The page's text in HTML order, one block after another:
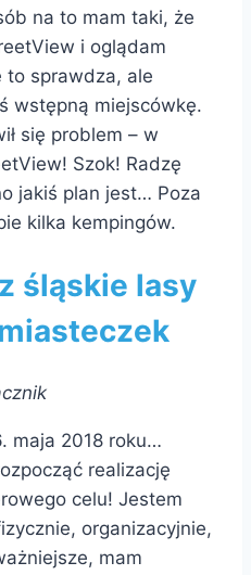
na to mam taki, że
i oglądam
to sprawdza, ale
wstępną miejscówkę.
się problem – w
Szok! Radzę
jakiś plan jest… Poza
kilka kempingów.
śląskie lasy
maja 2018 roku…
realizację
celu! Jestem
organizacyjnie,
mam